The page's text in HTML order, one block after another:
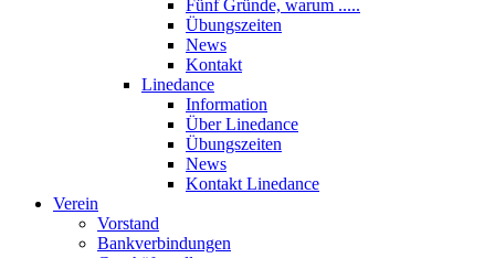
Fünf Gründe, warum .....
Übungszeiten
News
Kontakt
Linedance
Information
Über Linedance
Übungszeiten
News
Kontakt Linedance
Verein
Vorstand
Bankverbindungen